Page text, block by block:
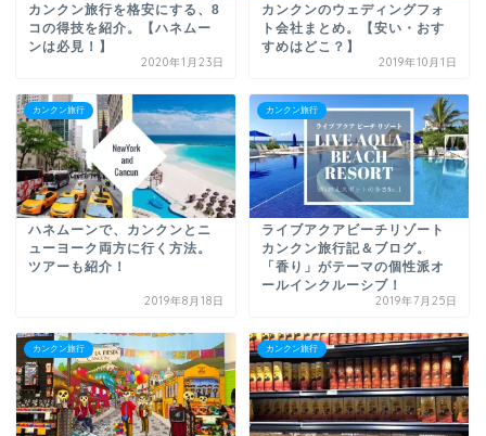
カンクン旅行を格安にする、8
コの得技を紹介。【ハネムー
ンは必見！】
2020年1月23日
カンクンのウェディングフォ
ト会社まとめ。【安い・おす
すめはどこ？】
2019年10月1日
カンクン旅行
ハネムーンで、カンクンとニ
ューヨーク両方に行く方法。
ツアーも紹介！
2019年8月18日
カンクン旅行
ライブアクアビーチリゾート
カンクン旅行記＆ブログ。
「香り」がテーマの個性派オ
ールインクルーシブ！
2019年7月25日
カンクン旅行 カンクン旅行